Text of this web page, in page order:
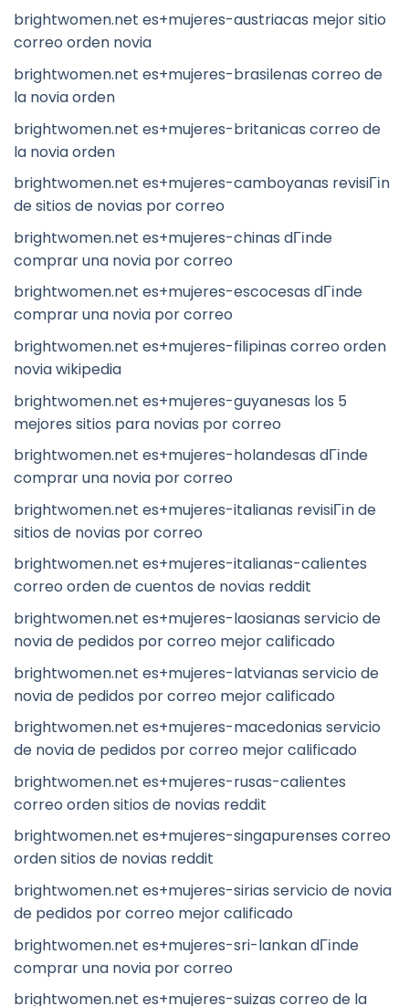
brightwomen.net es+mujeres-austriacas mejor sitio
correo orden novia
brightwomen.net es+mujeres-brasilenas correo de
la novia orden
brightwomen.net es+mujeres-britanicas correo de
la novia orden
brightwomen.net es+mujeres-camboyanas revisiГіn
de sitios de novias por correo
brightwomen.net es+mujeres-chinas dГіnde
comprar una novia por correo
brightwomen.net es+mujeres-escocesas dГіnde
comprar una novia por correo
brightwomen.net es+mujeres-filipinas correo orden
novia wikipedia
brightwomen.net es+mujeres-guyanesas los 5
mejores sitios para novias por correo
brightwomen.net es+mujeres-holandesas dГіnde
comprar una novia por correo
brightwomen.net es+mujeres-italianas revisiГіn de
sitios de novias por correo
brightwomen.net es+mujeres-italianas-calientes
correo orden de cuentos de novias reddit
brightwomen.net es+mujeres-laosianas servicio de
novia de pedidos por correo mejor calificado
brightwomen.net es+mujeres-latvianas servicio de
novia de pedidos por correo mejor calificado
brightwomen.net es+mujeres-macedonias servicio
de novia de pedidos por correo mejor calificado
brightwomen.net es+mujeres-rusas-calientes
correo orden sitios de novias reddit
brightwomen.net es+mujeres-singapurenses correo
orden sitios de novias reddit
brightwomen.net es+mujeres-sirias servicio de novia
de pedidos por correo mejor calificado
brightwomen.net es+mujeres-sri-lankan dГіnde
comprar una novia por correo
brightwomen.net es+mujeres-suizas correo de la